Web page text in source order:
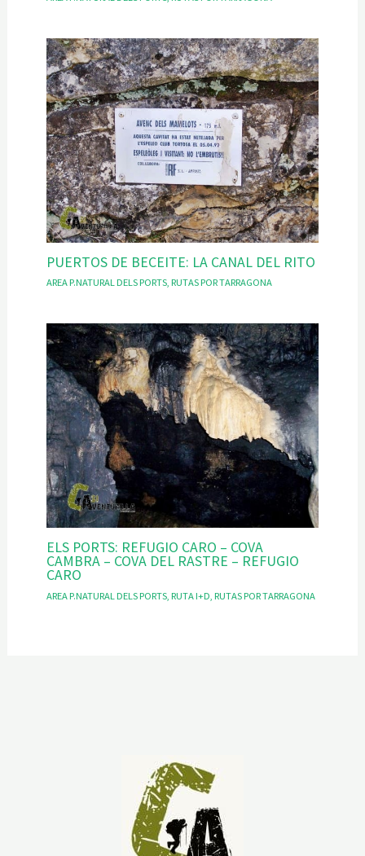
PUERTOS DE BECEITE: LA CANAL DEL RITO
AREA P.NATURAL DELS PORTS, RUTAS POR TARRAGONA
ELS PORTS: REFUGIO CARO – COVA
CAMBRA – COVA DEL RASTRE – REFUGIO
CARO
AREA P.NATURAL DELS PORTS, RUTA I+D RUTAS POR TARRAGONA